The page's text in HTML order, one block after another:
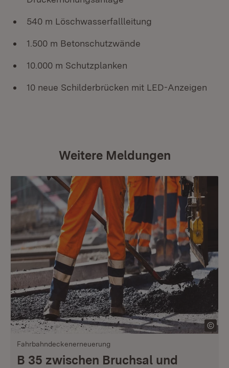
540 m Löschwasserfallleitung
1.500 m Betonschutzwände
10.000 m Schutzplanken
10 neue Schilderbrücken mit LED-Anzeigen
Weitere Meldungen
Fahrbahndeckenerneuerung
B 35 zwischen Bruchsal und